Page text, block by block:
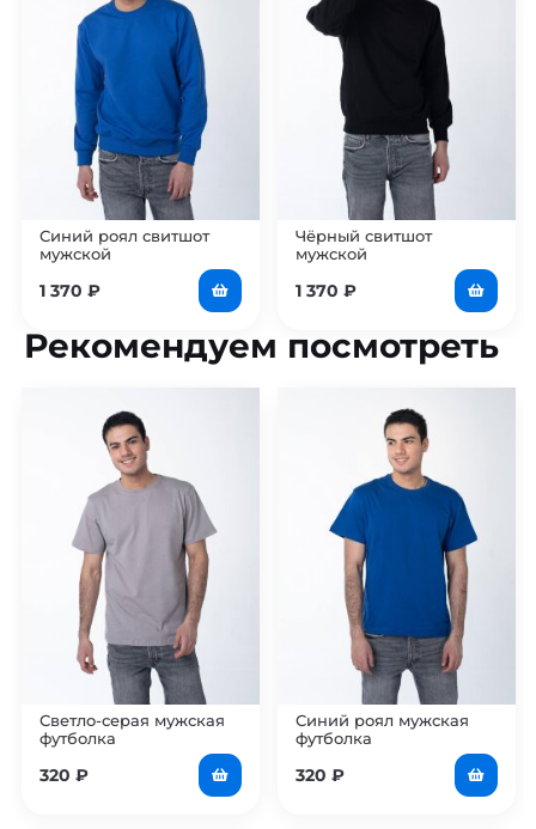
Синий роял свитшот
мужской
1 370 ₽
Чёрный свитшот
мужской
1 370 ₽
Рекомендуем посмотреть
Светло-серая мужская
футболка
320 ₽
Синий роял мужская
футболка
320 ₽